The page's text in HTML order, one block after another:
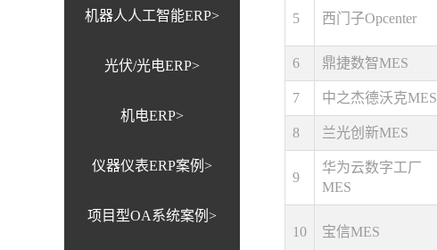
机器人人工智能ERP>
光伏/光电ERP>
机电ERP>
仪器仪表ERP案例>
项目型OA系统案例>
5 西门子Opcenter
6 鼎捷数智MES
7 中之杰德沃克MES
8 兰光创新MES
9
华为云数字工厂
MES
10 宝信MES